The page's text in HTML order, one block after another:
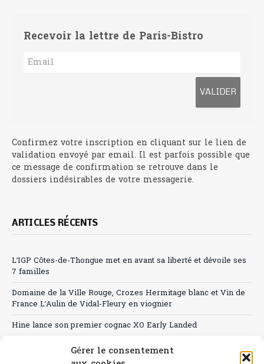
Gérer le consentement
Recevoir la lettre de Paris-Bistro
Confirmez votre inscription en cliquant sur le lien de
validation envoyé par email. Il est parfois possible que
ce message de confirmation se retrouve dans le
dossiers indésirables de votre messagerie.
ARTICLES RÉCENTS
L’IGP Côtes-de-Thongue met en avant sa liberté et dévoile ses
7 familles
Domaine de la Ville Rouge, Crozes Hermitage blanc et Vin de
France L’Aulin de Vidal-Fleury en viognier
Hine lance son premier cognac XO Early Landed
Canicule : A quand le CHR à « l’heure espagnole » ?